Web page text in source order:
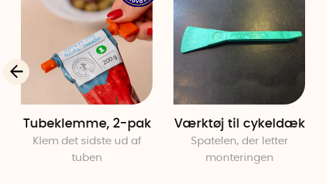
Tubeklemme, 2-pak
Klem det sidste ud af
tuben
Værktøj til cykeldæk
Spatelen, der letter
monteringen